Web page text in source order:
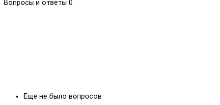
Вопросы и ответы 0
Еще не было вопросов